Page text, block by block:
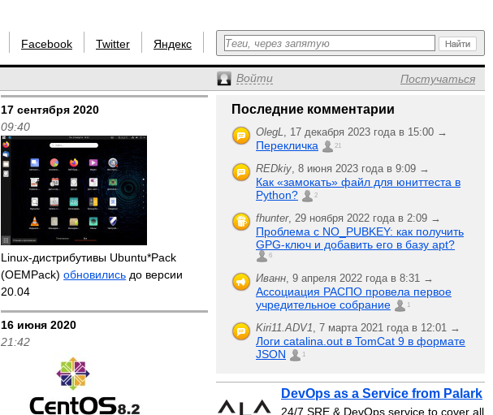
Facebook Twitter Яндекс
Войти Постучаться
17 сентября 2020
09:40
Linux-дистрибутивы Ubuntu*Pack
(OEMPack)обновились до версии
20.04
16 июня 2020
21:42
Последние комментарии
OlegL, 17 декабря 2023 года в 15:00 →
Перекличка 21
REDkiy, 8 июня 2023 года в 9:09 →
Как «замокать» файл для юниттеста в
Python?
2
fhunter, 29 ноября 2022 года в 2:09 →
Проблема с NO_PUBKEY: как получить
GPG-ключ и добавить его в базу apt?
6
Иванн, 9 апреля 2022 года в 8:31 →
Ассоциация РАСПО провела первое
учредительное собрание
1
Kiri11.ADV1, 7 марта 2021 года в 12:01 →
Логи catalina.out в TomCat 9 в формате
JSON
1
DevOps as a Service from Palark
24/7 SRE & DevOps service to cover all